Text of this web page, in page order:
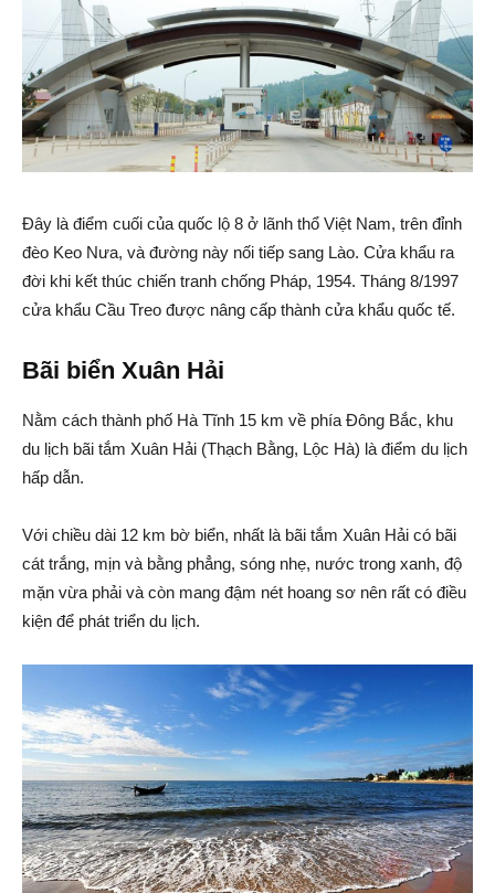
Đây là điểm cuối của quốc lộ 8 ở lãnh thổ Việt Nam, trên đỉnh
đèo Keo Nưa, và đường này nối tiếp sang Lào. Cửa khẩu ra
đời khi kết thúc chiến tranh chống Pháp, 1954. Tháng 8/1997
cửa khẩu Cầu Treo được nâng cấp thành cửa khẩu quốc tế.
Bãi biển Xuân Hải
Nằm cách thành phố Hà Tĩnh 15 km về phía Đông Bắc, khu
du lịch bãi tắm Xuân Hải (Thạch Bằng, Lộc Hà) là điểm du lịch
hấp dẫn.
Với chiều dài 12 km bờ biển, nhất là bãi tắm Xuân Hải có bãi
cát trắng, mịn và bằng phẳng, sóng nhẹ, nước trong xanh, độ
mặn vừa phải và còn mang đậm nét hoang sơ nên rất có điều
kiện để phát triển du lịch.